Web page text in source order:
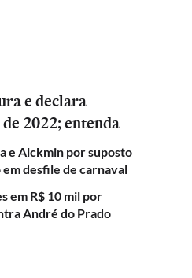
e declara
2022; entenda
e Alckmin por suposto
desfile de carnaval
em R$ 10 mil por
André do Prado